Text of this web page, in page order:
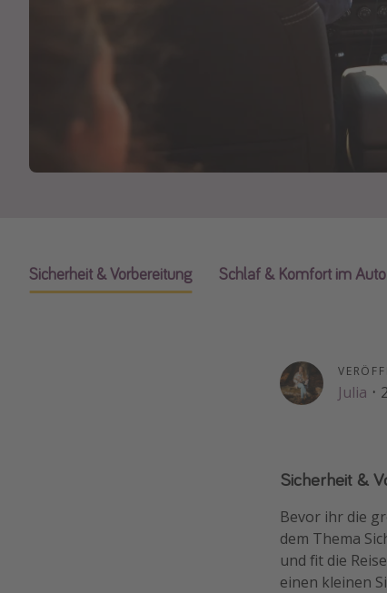
Sicherheit & Vorbereitung Schlaf & Komfort im Auto
Julia ·
Sicherheit &
Bevor ihr die
dem Thema
und fit die
einen kleinen